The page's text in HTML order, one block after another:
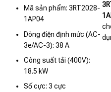
Mã sản phẩm: 3RT2028-
1AP04
Dòng điện định mức (AC-
3e/AC-3): 38 A
Công suất tải (400V):
18.5 kW
Số cực: 3 cực